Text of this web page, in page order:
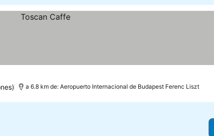
a 6.8 km de: Aeropuerto Internacional de Budapest Ferenc Liszt